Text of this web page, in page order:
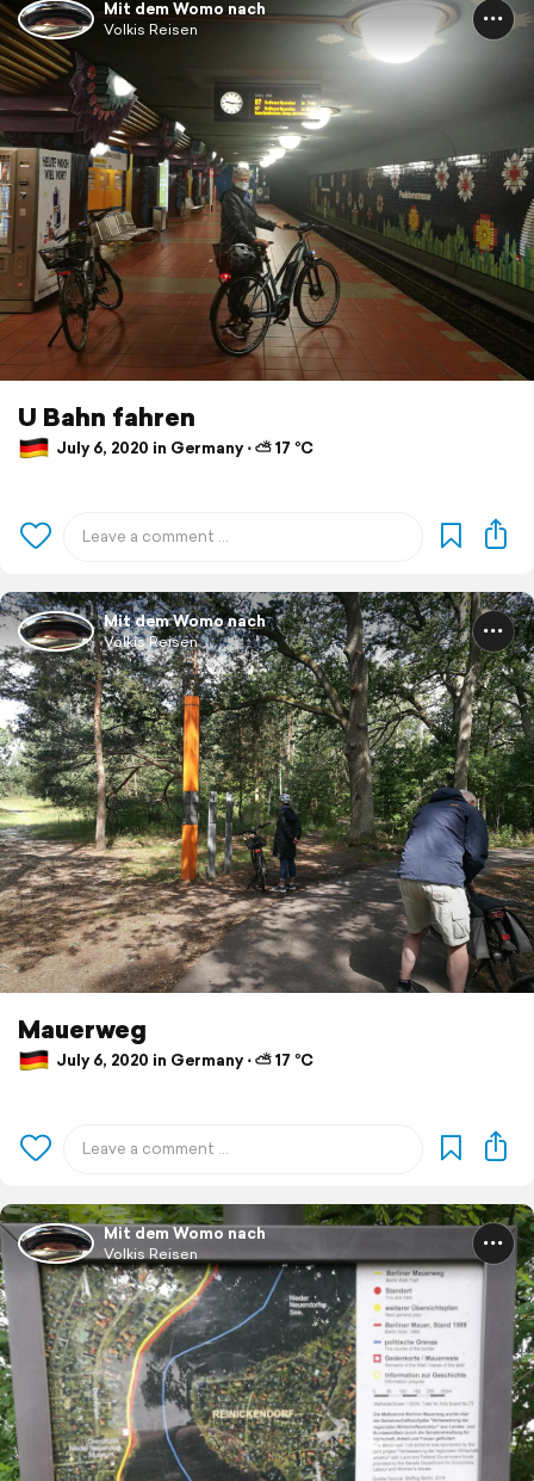
Mit dem Womo nach
Volkis Reisen
U Bahn fahren
July 6, 2020 in Germany ⋅ ⛅ 17 °C
Mit dem Womo nach
Volkis Reisen
Mauerweg
July 6, 2020 in Germany ⋅ ⛅ 17 °C
Mit dem Womo nach
Volkis Reisen